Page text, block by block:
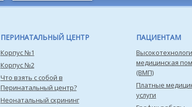
ПЕРИНАТАЛЬНЫЙ ЦЕНТР
Корпус №1
Корпус №2
Что взять с собой в
Перинатальный центр?
Неонатальный скрининг
ПАЦИЕНТАМ
медицинская
(ВМП)
Платные
услуги